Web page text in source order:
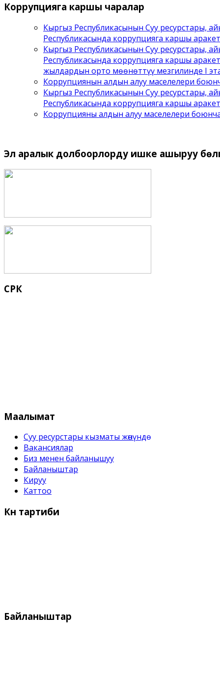
Коррупцияга каршы чаралар
Кыргыз Республикасынын Суу ресурстары,
Республикасында коррупцияга каршы
Кыргыз Республикасынын Суу ресурстары,
Республикасында коррупцияга каршы
жылдардын орто мөөнөттүү мезгилинде I
Коррупциянын алдын алуу маселелери
Кыргыз Республикасынын Суу ресурстары,
Республикасында коррупцияга каршы
Коррупцияны алдын алуу маселелери
Эл аралык долбоорлорду ишке ашыруу
СРК
Маалымат
Суу ресурстары кызматы жѳнүндѳ
Вакансиялар
Биз менен байланышуу
Байланыштар
Кируу
Каттоо
Күн тартиби
Байланыштар